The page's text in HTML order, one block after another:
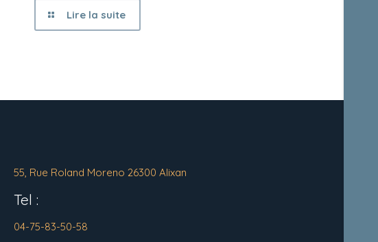
Lire la suite
55, Rue Roland Moreno 26300 Alixan
Tel :
04-75-83-50-58